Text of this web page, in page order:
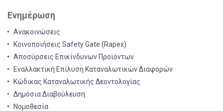
Ενημέρωση
Ανακοινώσεις
Κοινοποιήσεις Safety Gate (Rapex)
Αποσύρσεις Επικίνδυνων Προϊόντων
Εναλλακτική Επίλυση Καταναλωτικών Διαφορών
Κώδικας Καταναλωτικής Δεοντολογίας
Δημόσια Διαβούλευση
Νομοθεσία